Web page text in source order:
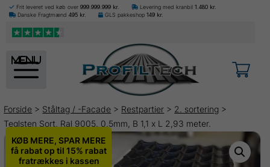
Frit leveret ved køb over 999.999.999 kr. Levering med kranbil 1.480 kr.
Danske Fragtmænd 495 kr. GLS pakkeshop 149 kr.
menu
Forside > Ståltag / -Facade > Restpartier > 2. sortering >
Teglsten Sort, Ral 9005, 0,5mm, B 1,1 x L 2,93 meter.
KØB MERE, SPAR MERE
få rabat op til 15% rabat
fratrækkes i kassen